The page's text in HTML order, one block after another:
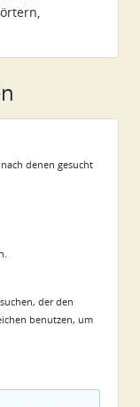
denen gesucht
der den
benutzen, um